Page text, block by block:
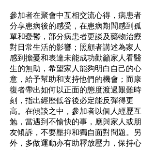
參加者在聚會中互相交流心得，病患者
分享患病後的感受，在患病期間感到孤
單和憂鬱，部分病患者更談及藥物治療
對日常生活的影響；照顧者講述為家人
感到擔憂和表達未能成功勸籲家人看醫
生的無助，希望家人能夠明白自己的心
意，給予幫助和支持他們的機會；而康
復者帶出如何以正面的態度渡過艱難時
刻，指出經歷低谷後必定能反彈得更
高。在傾談之中，參加者以個人經歷互
勉，當遇到不愉快的事，應與家人或朋
友傾訴，不要壓抑和獨自面對問題。另
外，多做運動亦有助釋放壓力，保持心